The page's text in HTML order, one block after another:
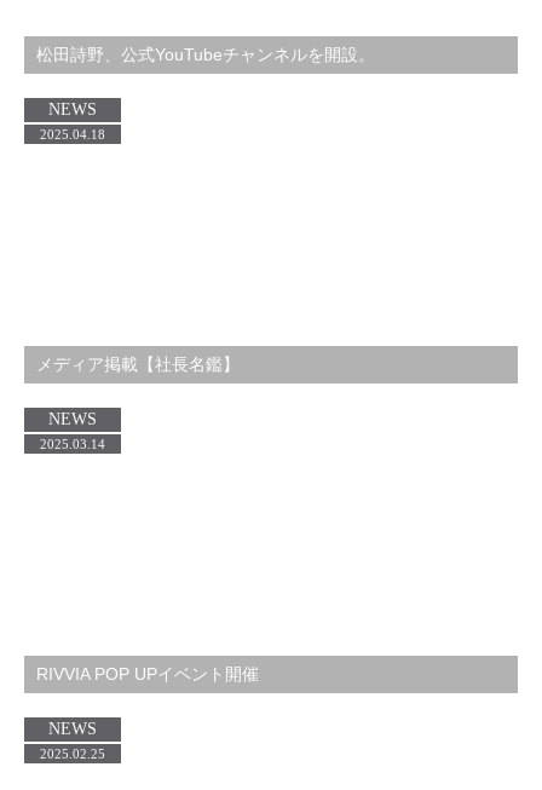
松田詩野、公式YouTubeチャンネルを開設。
メディア掲載【社長名鑑】
NEWS
2025.04.18
RIVVIA POP UPイベント開催
NEWS
2025.03.14
NEWS
2025.02.25